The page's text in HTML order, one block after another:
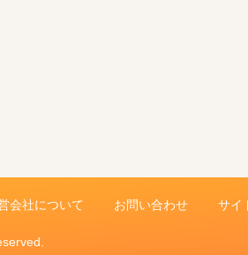
会社について お問い合わせ サイ